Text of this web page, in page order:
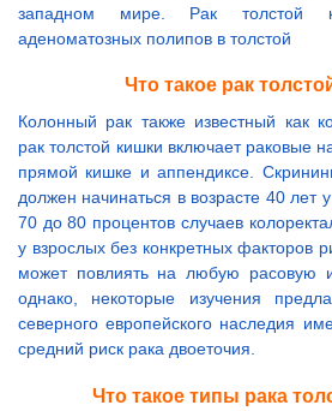
западном мире. Рак толстой
аденоматозных полипов в толстой
Что такое рак
Колонный рак также известный как
рак толстой кишки включает раковые
прямой кишке и аппендиксе.
должен начинаться в возрасте 40 лет
70 до 80 процентов случаев
у взрослых без конкретных факторов
может повлиять на любую расовую
однако, некоторые изучения
северного европейского наследия
средний риск рака двоеточия.
Что такое типы рака